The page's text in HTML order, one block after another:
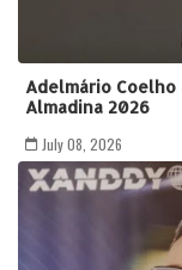
Adelmário
Almadina 2026
July 08, 2026